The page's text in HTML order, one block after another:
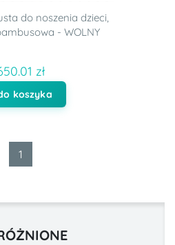
do noszenia dzieci,
- WOLNY
zł
koszyka
1